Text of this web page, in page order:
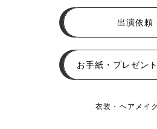
出演依頼
お手紙・プレゼン
衣装・ヘアメイ